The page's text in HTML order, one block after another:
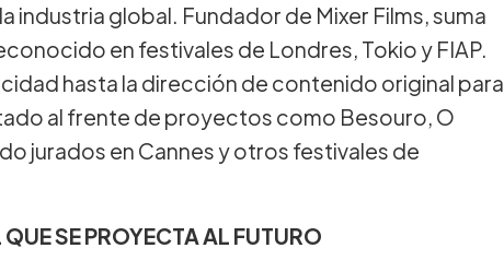
industria global. Fundador de Mixer Films, suma
en festivales de Londres, Tokio y FIAP.
hasta la dirección de contenido original para
al frente de proyectos como Besouro, O
jurados en Cannes y otros festivales de
SE PROYECTA AL FUTURO